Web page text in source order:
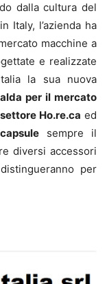
dalla cultura del
Italy, l’azienda ha
macchine a
e realizzate
la sua nuova
per il mercato
Ho.re.ca ed
sempre il
diversi accessori
per